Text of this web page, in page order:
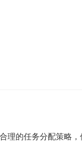
的任务分配策略